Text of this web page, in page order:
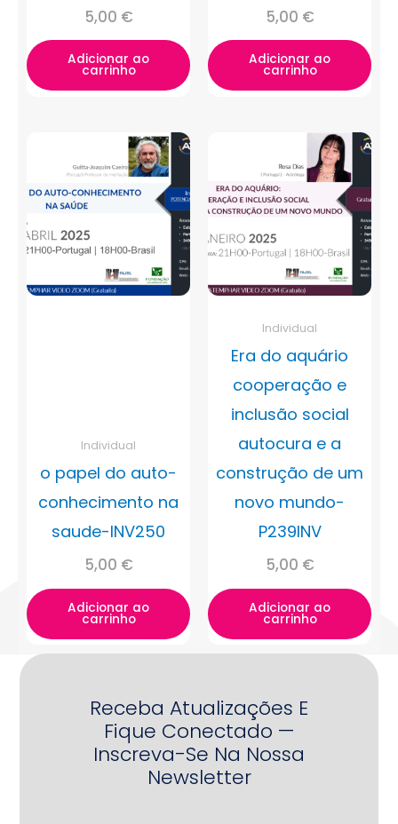
5,00 €
Adicionar ao
carrinho
5,00 €
Adicionar ao
carrinho
Individual
o papel do auto-
conhecimento na
saude-INV250
5,00 €
Adicionar ao
carrinho
Individual
Era do aquário
cooperação e
inclusão social
autocura e a
construção de um
novo mundo-
P239INV
5,00 €
Adicionar ao
carrinho
Receba Atualizações E
Fique Conectado —
Inscreva-Se Na Nossa
Newsletter